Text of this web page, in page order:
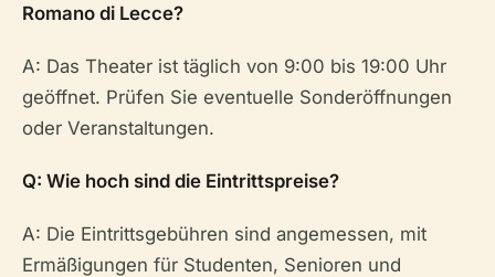
Romano di Lecce?
A: Das Theater ist täglich von 9:00 bis 19:00 Uhr
geöffnet. Prüfen Sie eventuelle Sonderöffnungen
oder Veranstaltungen.
Q: Wie hoch sind die Eintrittspreise?
A: Die Eintrittsgebühren sind angemessen, mit
Ermäßigungen für Studenten, Senioren und